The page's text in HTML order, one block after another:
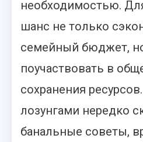
необходимостью.
шанс не только
семейный бюджет,
поучаствовать в
сохранения
лозунгами нередко
банальные советы,